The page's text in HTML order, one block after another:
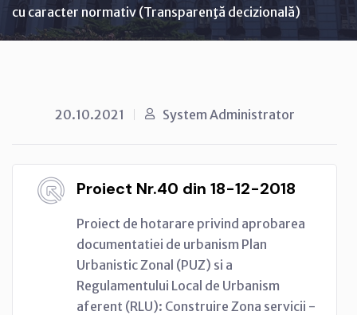
cu caracter normativ (Transparenţă decizională)
20.10.2021 System Administrator
Proiect Nr.40 din 18-12-2018
Proiect de hotarare privind aprobarea
documentatiei de urbanism Plan
Urbanistic Zonal (PUZ) si a
Regulamentului Local de Urbanism
aferent (RLU): Construire Zona servicii -